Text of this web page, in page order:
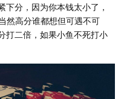
分，因为你本钱太小了，
然高分谁都想但可遇不可
打二倍，如果小鱼不死打小